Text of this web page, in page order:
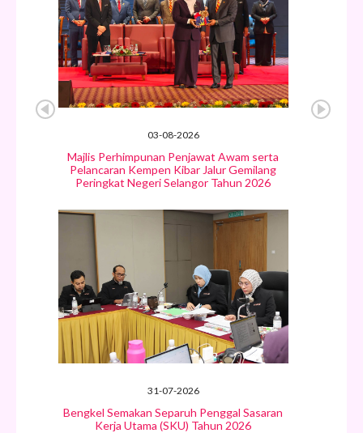
03-08-2026
Majlis Perhimpunan Penjawat Awam serta
Pelancaran Kempen Kibar Jalur Gemilang
Peringkat Negeri Selangor Tahun 2026
31-07-2026
Bengkel Semakan Separuh Penggal Sasaran
Kerja Utama (SKU) Tahun 2026